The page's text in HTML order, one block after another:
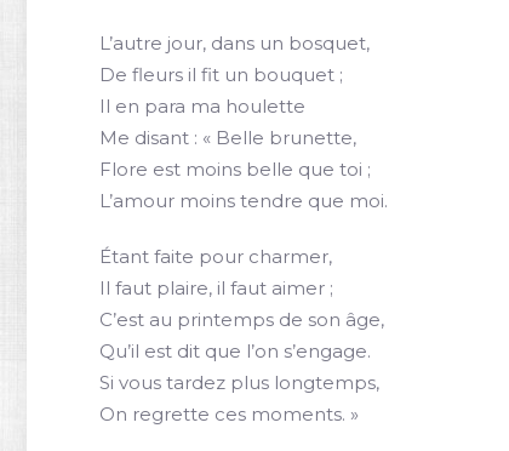
L’autre jour, dans un bosquet,
De fleurs il fit un bouquet ;
Il en para ma houlette
Me disant : « Belle brunette,
Flore est moins belle que toi ;
L’amour moins tendre que moi.
Étant faite pour charmer,
Il faut plaire, il faut aimer ;
C’est au printemps de son âge,
Qu’il est dit que l’on s’engage.
Si vous tardez plus longtemps,
On regrette ces moments. »